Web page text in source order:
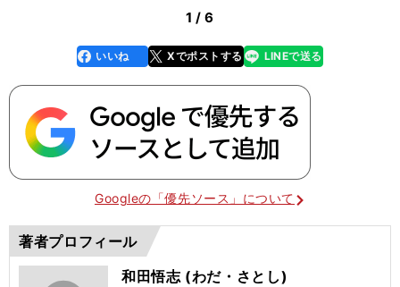
1 / 6
faceboo
k
いいね Xでポストする
line LINEで送る
Googleの「優先ソース」について
著者プロフィール
和田悟志 (わだ・さとし)